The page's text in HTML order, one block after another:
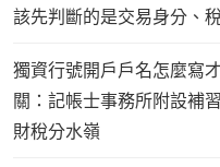
該先判斷的是交易身分、
獨資行號開戶戶名怎麼寫
關：記帳士事務所附設補
財稅分水嶺